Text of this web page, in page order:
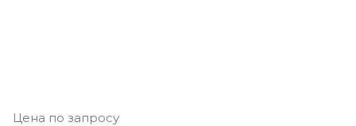
Цена по запросу